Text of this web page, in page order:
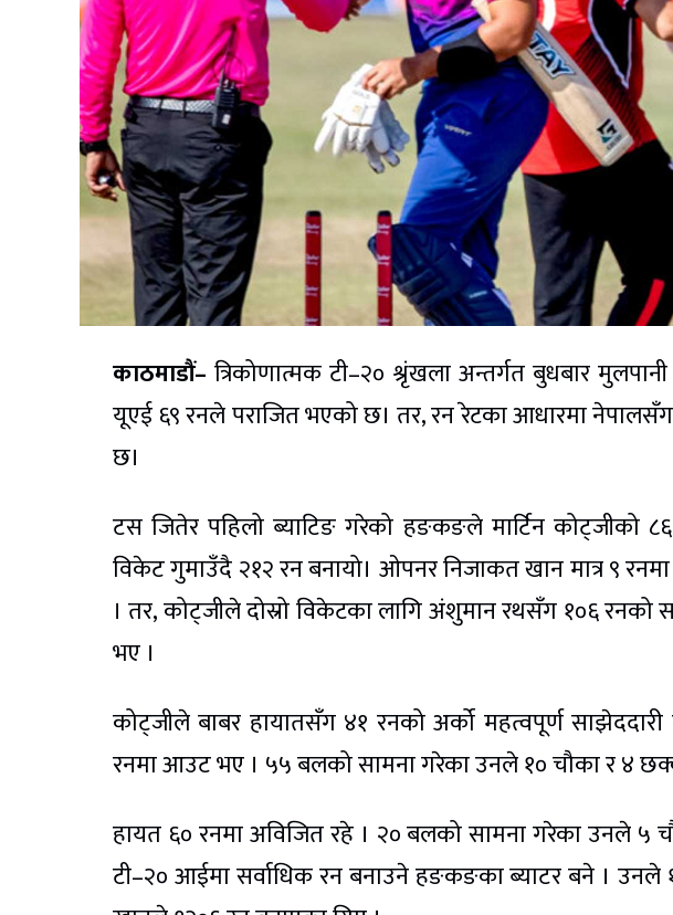
काठमाडौं– त्रिकोणात्मक टी–२० श्रृंखला अन्तर्गत बुधबार
यूएई ६९ रनले पराजित भएको छ। तर, रन रेटका आधारमा
छ।
टस जितेर पहिलो ब्याटिङ गरेको हङकङले मार्टिन कोट्जीको
विकेट गुमाउँदै २१२ रन बनायो। ओपनर निजाकत खान मात्र ९
। तर, कोट्जीले दोस्रो विकेटका लागि अंशुमान रथसँग १०६ रनको
भए ।
कोट्जीले बाबर हायातसँग ४१ रनको अर्को महत्वपूर्ण
रनमा आउट भए । ५५ बलको सामना गरेका उनले १० चौका र ४
हायत ६० रनमा अविजित रहे । २० बलको सामना गरेका उनले ५
टी–२० आईमा सर्वाधिक रन बनाउने हङकङका ब्याटर बने ।